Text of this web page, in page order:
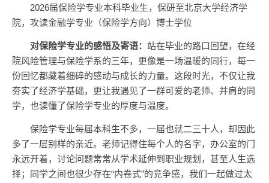
2026届保险学专业本科毕业生，保研至北京大学经济学
院，攻读金融学专业（保险学方向）博士学位
对保险学专业的感悟及寄语： 站在毕业的路口回望，在经
院风险管理与保险学系的三年，更像是一场温暖的同行，每一
份回忆都藏着细碎的感动与成长的力量。这段时光，不仅让我
夯实了经济学基础，更让我遇见了一群可爱的老师、并肩的同
学，也读懂了保险学专业的厚度与温度。
保险学专业每届本科生不多，一届也就二三十人，却因此
多了一层别样的亲近。老师记得住每个人的名字，办公室的门
永远开着，讨论问题常常从学术延伸到职业规划，甚至人生选
择；同学之间也很少存在“内卷式”的竞争感，我们一起做过太